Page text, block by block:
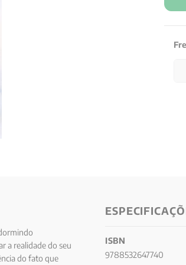
a realidade do seu
do fato que
ISBN
9788532647740